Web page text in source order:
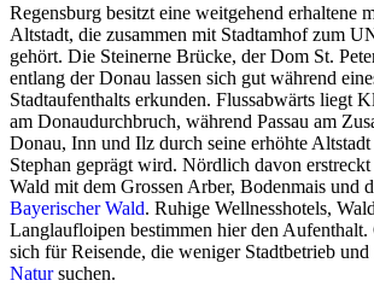
Regensburg besitzt eine weitgehend erhaltene
Altstadt, die zusammen mit Stadtamhof zum
gehört. Die Steinerne Brücke, der Dom St.
entlang der Donau lassen sich gut während
Stadtaufenthalts erkunden. Flussabwärts liegt
am Donaudurchbruch, während Passau am
Donau, Inn und Ilz durch seine erhöhte
Stephan geprägt wird. Nördlich davon
Wald mit dem Grossen Arber, Bodenmais und
Bayerischer Wald. Ruhige Wellnesshotels,
Langlaufloipen bestimmen hier den Aufenthalt.
sich für Reisende, die weniger Stadtbetrieb
Natursuchen.